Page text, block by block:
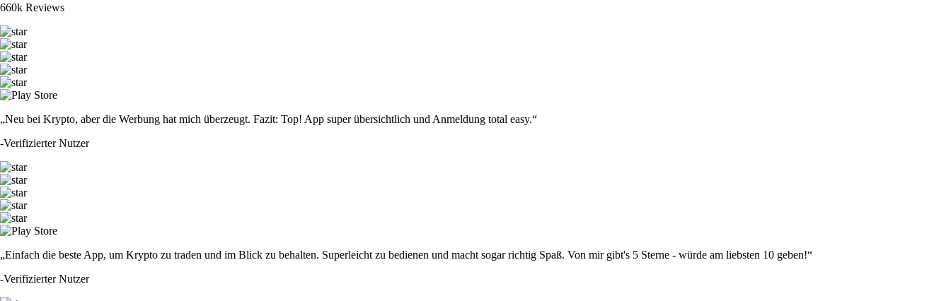
660k Reviews
„Neu bei Krypto, aber die Werbung hat mich überzeugt. Fazit: Top! App super übersichtlich und Anmeldung total easy.“
-Verifizierter Nutzer
„Einfach die beste App, um Krypto zu traden und im Blick zu behalten. Superleicht zu bedienen und macht sogar richtig Spaß. Von mir gibt's 5 Sterne - würde am liebsten 10 geben!“
-Verifizierter Nutzer